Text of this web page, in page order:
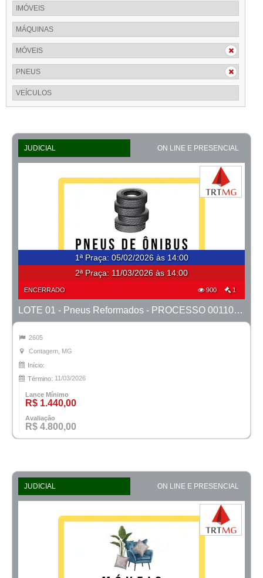
IMÓVEIS
MÁQUINAS
MÓVEIS
PNEUS
VEÍCULOS
JUDICIAL ON LINE E PRESENCIAL
1ª Praça: 05/02/2026 às 14:00
2ª Praça: 11/03/2026 às 14:00
ENCERRADO 900 1
LOTE 01 - Pneus Reformados - PROCESSO 0011082-17.2020-6ª CONT.
2605
Contagem, MG
Início:
Término: 11/03/2026
Lance Mínimo
R$ 1.440,00
Avaliação
R$ 4.800,00
JUDICIAL ON LINE E PRESENCIAL